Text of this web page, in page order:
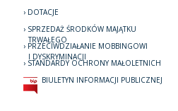
DOTACJE
SPRZEDAŻ ŚRODKÓW MAJĄTKU
TRWAŁEGO
PRZECIWDZIAŁANIE MOBBINGOWI
I DYSKRYMINACJI
STANDARDY OCHRONY MAŁOLETNICH
BIULETYN INFORMACJI PUBLICZNEJ